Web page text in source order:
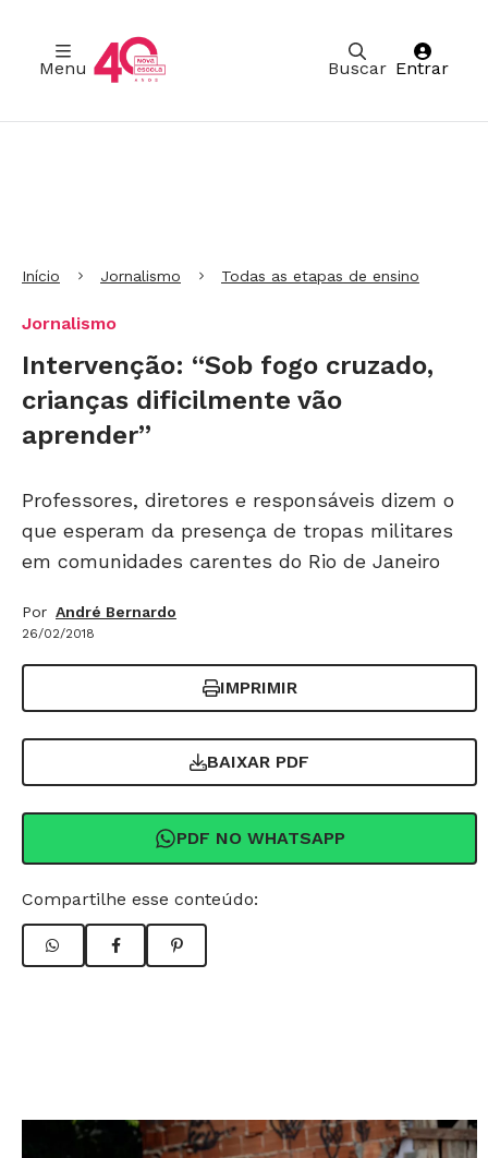
Buscar
Menu Entrar
Início Jornalismo Todas as etapas de ensino
Jornalismo
Intervenção: “Sob fogo cruzado,
crianças dificilmente vão
aprender”
Professores, diretores e responsáveis dizem o
que esperam da presença de tropas militares
em comunidades carentes do Rio de Janeiro
Por André Bernardo
26/02/2018
IMPRIMIR
BAIXAR PDF
PDF NO WHATSAPP
Compartilhe esse conteúdo: